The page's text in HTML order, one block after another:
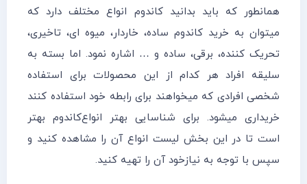
همانطور که باید بدانید کاندوم انواع مختلف دارد که
میتوان به خرید کاندوم ساده، خاردار، میوه ای، تاخیری،
تحریک کننده، برقی، ساده و … اشاره نمود. اما بسته به
سلیقه افراد هر کدام از این محصولات برای استفاده
شخصی افرادی که میخواهند برای رابطه خود استفاده کنند
خریداری میشود. برای شناسایی بهتر انواع‌کاندوم بهتر
است تا د‌ر این بخش لیست انواع آن را مشاهده کنید و
سپس با توجه به نیازخود آن را تهیه کنید.